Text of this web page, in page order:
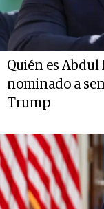
Quién es Abdul
nominado a
Trump